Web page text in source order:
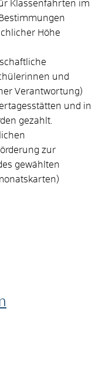
Klassenfahrten im
Höhe
und
Verantwortung)
und in
gezahlt.
zur
gewählten